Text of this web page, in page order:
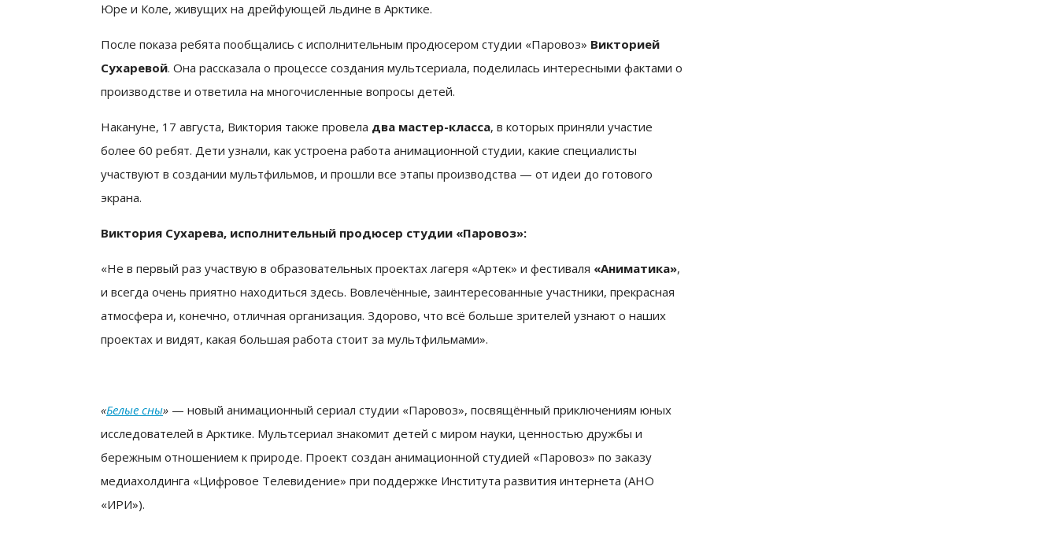
Юре и Коле, живущих на дрейфующей льдине в Арктике.
После показа ребята пообщались с исполнительным продюсером студии «Паровоз» Викторией
Сухаревой. Она рассказала о процессе создания мультсериала, поделилась интересными фактами о
производстве и ответила на многочисленные вопросы детей.
Накануне, 17 августа, Виктория также провела два мастер-класса, в которых приняли участие
более 60 ребят. Дети узнали, как устроена работа анимационной студии, какие специалисты
участвуют в создании мультфильмов, и прошли все этапы производства — от идеи до готового
экрана.
Виктория Сухарева, исполнительный продюсер студии «Паровоз»:
«Не в первый раз участвую в образовательных проектах лагеря «Артек» и фестиваля «Аниматика»,
и всегда очень приятно находиться здесь. Вовлечённые, заинтересованные участники, прекрасная
атмосфера и, конечно, отличная организация. Здорово, что всё больше зрителей узнают о наших
проектах и видят, какая большая работа стоит за мультфильмами».
«Белые сны» — новый анимационный сериал студии «Паровоз», посвящённый приключениям юных
исследователей в Арктике. Мультсериал знакомит детей с миром науки, ценностью дружбы и
бережным отношением к природе. Про­ект соз­дан ани­ма­ци­он­ной сту­ди­ей «Па­ро­воз» по за­ка­зу
ме­ди­ахол­дин­га «Циф­ро­вое Те­ле­ви­де­ние» при под­держ­ке Ин­сти­ту­та раз­ви­тия ин­тер­не­та (АНО
«ИРИ»).